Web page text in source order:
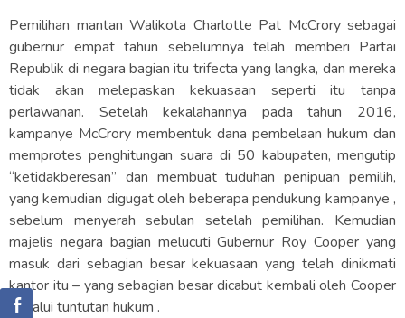
Pemilihan mantan Walikota Charlotte Pat McCrory sebagai
gubernur empat tahun sebelumnya telah memberi Partai
Republik di negara bagian itu trifecta yang langka, dan mereka
tidak akan melepaskan kekuasaan seperti itu tanpa
perlawanan. Setelah kekalahannya pada tahun 2016,
kampanye McCrory membentuk dana pembelaan hukum dan
memprotes penghitungan suara di 50 kabupaten, mengutip
“ketidakberesan” dan membuat tuduhan penipuan pemilih,
yang kemudian digugat oleh beberapa pendukung kampanye ,
sebelum menyerah sebulan setelah pemilihan. Kemudian
majelis negara bagian melucuti Gubernur Roy Cooper yang
masuk dari sebagian besar kekuasaan yang telah dinikmati
kantor itu – yang sebagian besar dicabut kembali oleh Cooper
melalui tuntutan hukum .